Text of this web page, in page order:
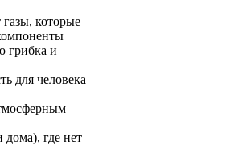
которые
грибка и
для человека
где нет